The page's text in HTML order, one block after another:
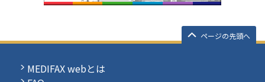
ページの先頭へ
MEDIFAX webとは